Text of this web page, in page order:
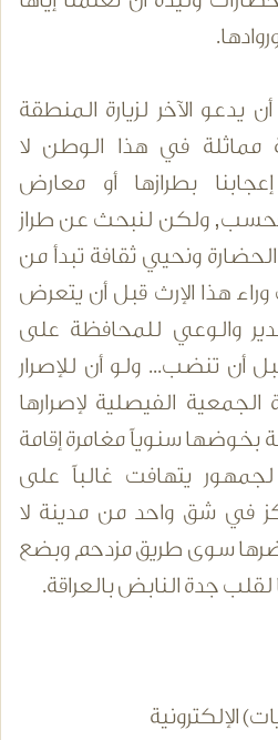
يدعو الآخر لزيارة المنطقة
مماثلة في هذا الوطن لا
بطرازها أو معارض
ولكن لنبحث عن طراز
ونحيي ثقافة تبدأ من
هذا الإرث قبل أن يتعرض
والوعي للمحافظة على
أن تنضب... ولو أن للإصرار
الجمعية الفيصلية لإصرارها
بخوضها سنوياً مغامرة إقامة
يتهافت غالباً على
في شق واحد من مدينة لا
سوى طريق مزدحم وبضع
جدة النابض بالعراقة.
الإلكترونية